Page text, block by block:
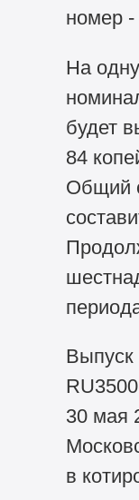
номер -
На
будет
84
Общий
Выпуск
30 мая
в